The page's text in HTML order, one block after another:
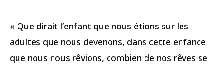
« Que dirait l’enfant que nous étions sur les
adultes que nous devenons, dans cette enfance
que nous nous rêvions, combien de nos rêves se